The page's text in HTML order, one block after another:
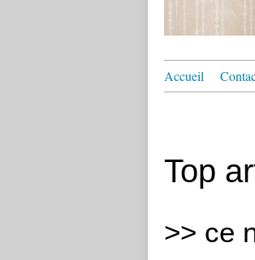
Accueil
Top
>> ce